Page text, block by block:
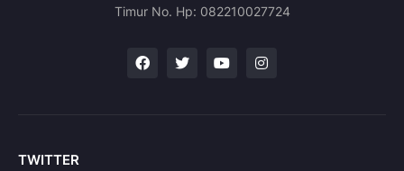
Timur No. Hp: 082210027724
TWITTER